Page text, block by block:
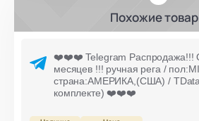
Похожие
❤️❤️❤️ Telegram Распродажа!!!
месяцев !!! ручная рега /
страна:АМЕРИКА,(США) / TData
комплекте) ❤️❤️❤️